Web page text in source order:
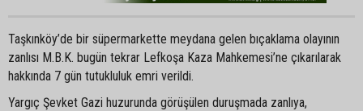
Taşkınköy’de bir süpermarkette meydana gelen bıçaklama olayının
zanlısı M.B.K. bugün tekrar Lefkoşa Kaza Mahkemesi’ne çıkarılarak
hakkında 7 gün tutukluluk emri verildi.
Yargıç Şevket Gazi huzurunda görüşülen duruşmada zanlıya,